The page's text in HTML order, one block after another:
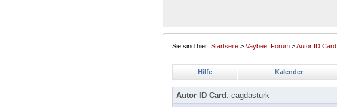
Sie sind hier: Startseite > Vaybee! Forum >Autor ID Card
Hilfe Kalender
Autor ID Card : cagdasturk